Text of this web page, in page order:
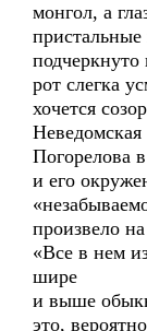
монгол, а
пристальные
рот слегка
хочется
Погорелова
и его
произвело
«Все в нем
шире
и выше
это,